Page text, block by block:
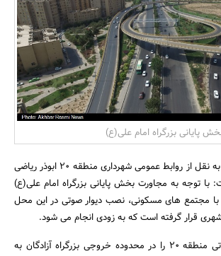
بانک، بیمه و سرمایه
مسکن و ساختمان
پایانی بزرگراه امام علی(ع)
به گزارش اخبار رسمی به نقل از روابط عمومی شهرداری منطقه 20 ابوذر ریاضی
با توجه به مجاورت بخش پایانی بزرگراه امام علی(ع)
محدوده منطقه 20 با مجتمع های مسکونی، نصب دیوار صوتی در این محل
قرار گرفته است که به زودی انجام می شود.
ریاضی اولین دیوار صوتی منطقه 20 را در محدوده خروجی بزرگراه آزادگان به